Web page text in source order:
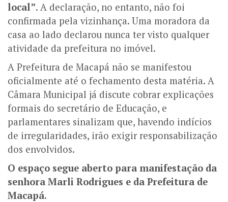
local”. A declaração, no entanto, não foi
confirmada pela vizinhança. Uma moradora da
casa ao lado declarou nunca ter visto qualquer
atividade da prefeitura no imóvel.
A Prefeitura de Macapá não se manifestou
oficialmente até o fechamento desta matéria. A
Câmara Municipal já discute cobrar explicações
formais do secretário de Educação, e
parlamentares sinalizam que, havendo indícios
de irregularidades, irão exigir responsabilização
dos envolvidos.
O espaço segue aberto para manifestação da
senhora Marli Rodrigues e da Prefeitura de
Macapá.